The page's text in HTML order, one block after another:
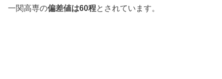
一関高専の偏差値は60程とされています。